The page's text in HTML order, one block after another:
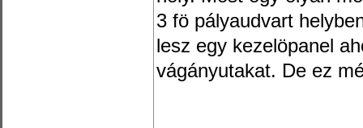
3 fö pályaudvart
lesz egy kezelöpanel
vágányutakat. De ez